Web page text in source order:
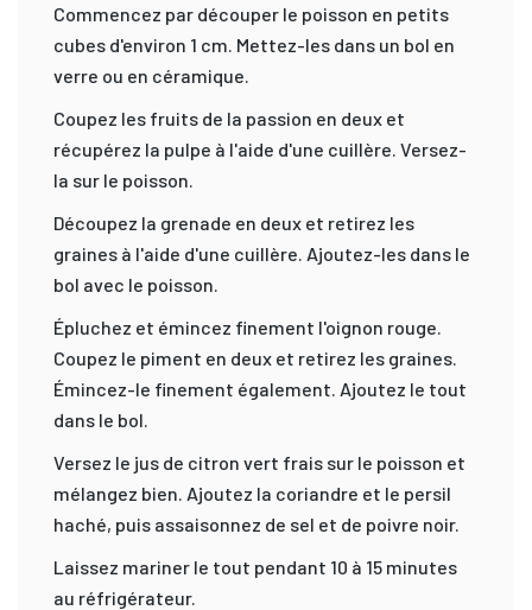
Commencez par découper le poisson en petits
cubes d'environ 1 cm. Mettez-les dans un bol en
verre ou en céramique.
Coupez les fruits de la passion en deux et
récupérez la pulpe à l'aide d'une cuillère. Versez-
la sur le poisson.
Découpez la grenade en deux et retirez les
graines à l'aide d'une cuillère. Ajoutez-les dans le
bol avec le poisson.
Épluchez et émincez finement l'oignon rouge.
Coupez le piment en deux et retirez les graines.
Émincez-le finement également. Ajoutez le tout
dans le bol.
Versez le jus de citron vert frais sur le poisson et
mélangez bien. Ajoutez la coriandre et le persil
haché, puis assaisonnez de sel et de poivre noir.
Laissez mariner le tout pendant 10 à 15 minutes
au réfrigérateur.